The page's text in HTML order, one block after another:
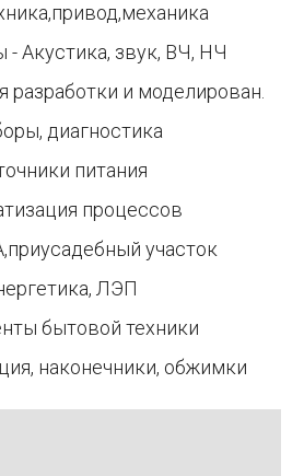
Акустика, звук, ВЧ, НЧ
и моделирован.
диагностика
питания
процессов
участок
ЛЭП
бытовой техники
наконечники, обжимки